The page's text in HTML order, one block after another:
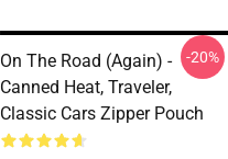
On The Road (again) -
Canned Heat, Traveler,
Classic Cars Zipper Pouch
-20%